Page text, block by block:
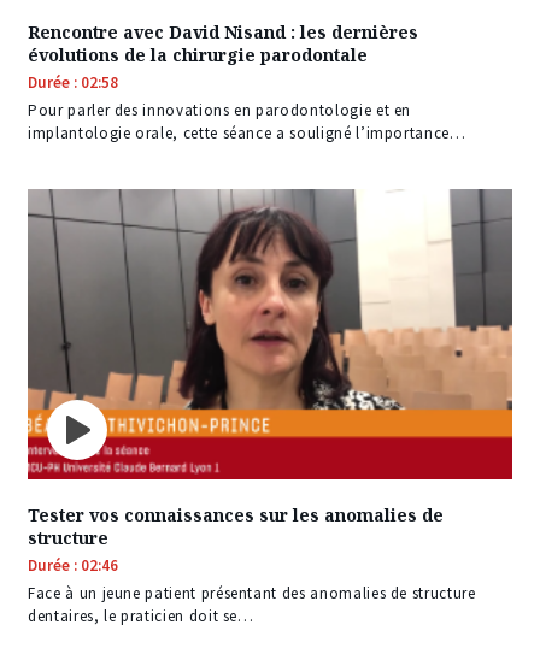
Rencontre avec David Nisand : les dernières
évolutions de la chirurgie parodontale
Durée : 02:58
Pour parler des innovations en parodontologie et en
implantologie orale, cette séance a souligné l’importance…
Tester vos connaissances sur les anomalies de
structure
Durée : 02:46
Face à un jeune patient présentant des anomalies de structure
dentaires, le praticien doit se…